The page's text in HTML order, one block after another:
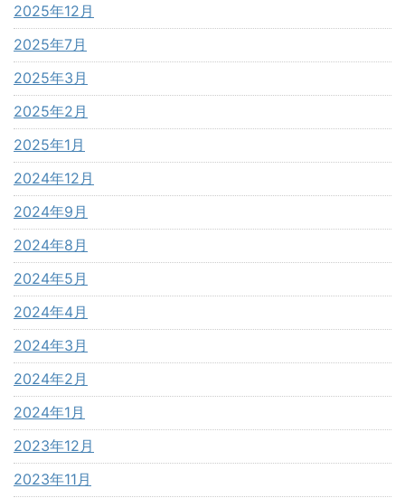
2025年12月
2025年7月
2025年3月
2025年2月
2025年1月
2024年12月
2024年9月
2024年8月
2024年5月
2024年4月
2024年3月
2024年2月
2024年1月
2023年12月
2023年11月